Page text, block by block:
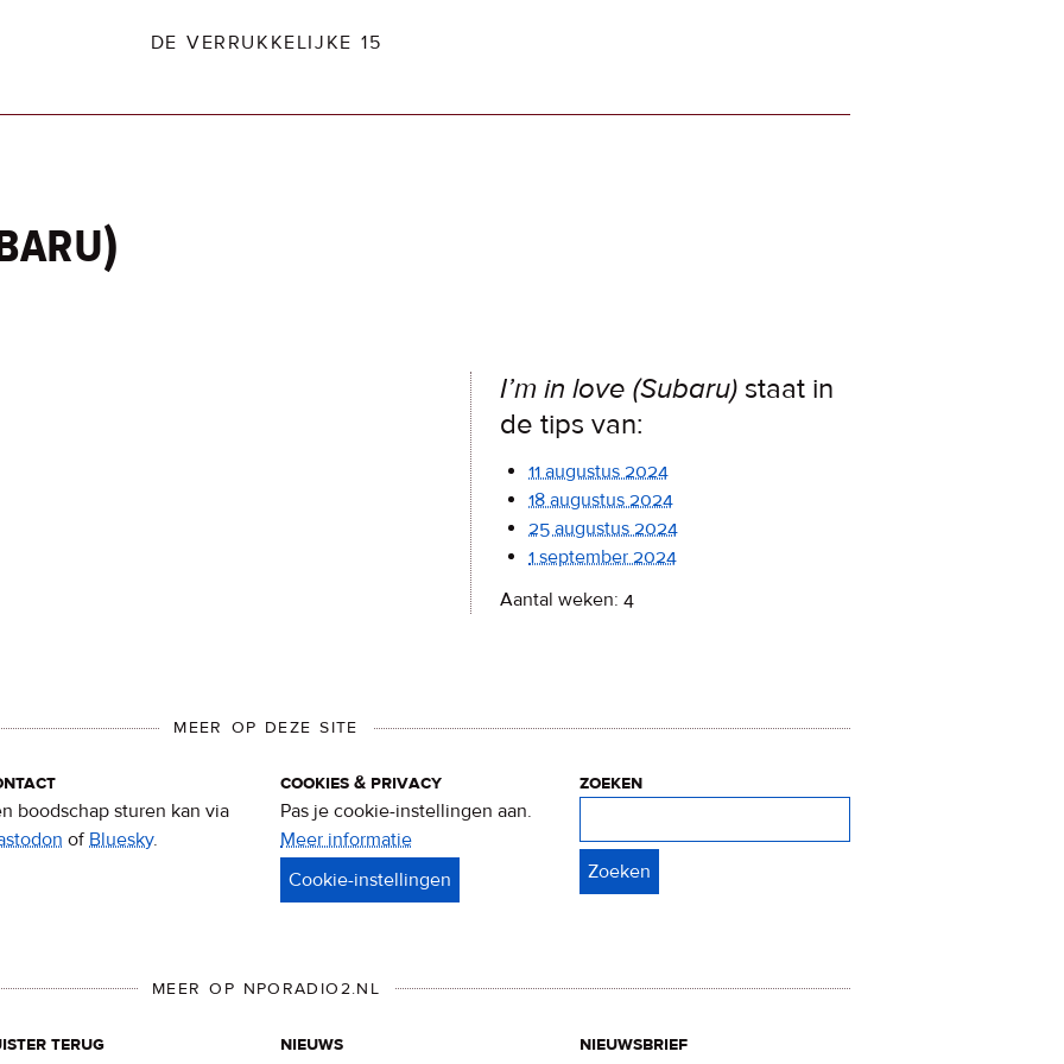
DE VERRUKKELIJKE 15
I’m in love (Subaru) staat in
de tips van:
11 augustus 2024
18 augustus 2024
25 augustus 2024
1 september 2024
Aantal weken: 4
MEER OP DEZE SITE
boodschap sturen kan via
ofBluesky.
cookies & privacy
Pas je cookie-instellingen aan.
Meer informatie
&
zoeken
MEER OP NPORADIO2.NL
terug
nieuws
nieuwsbrief